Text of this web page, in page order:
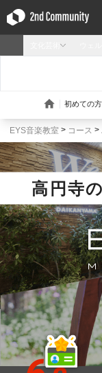
EYS音楽教室 コース
高円寺の